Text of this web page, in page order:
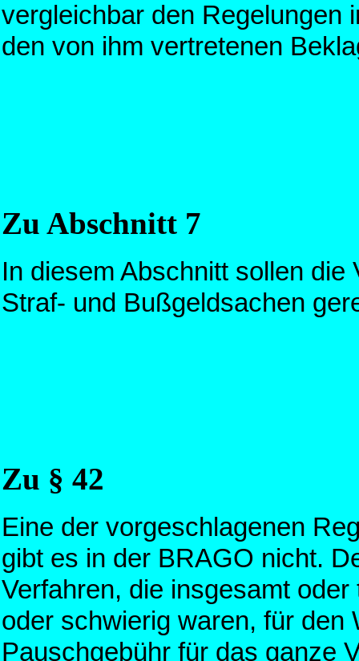
vergleichbar den Regelungen
den von ihm vertretenen
Zu Abschnitt 7
In diesem Abschnitt sollen
Straf- und Bußgeldsachen
Zu § 42
Eine der vorgeschlagenen
gibt es in der BRAGO nicht.
Verfahren, die insgesamt
oder schwierig waren, für den
Pauschgebühr für das ganze